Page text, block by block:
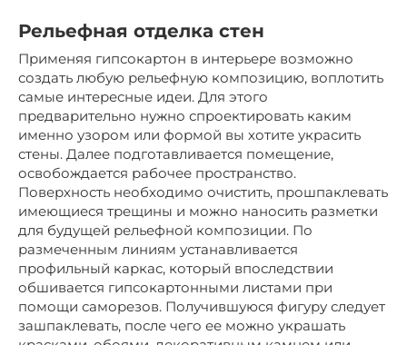
Рельефная отделка стен
Применяя гипсокартон в интерьере возможно
создать любую рельефную композицию, воплотить
самые интересные идеи. Для этого
предварительно нужно спроектировать каким
именно узором или формой вы хотите украсить
стены. Далее подготавливается помещение,
освобождается рабочее пространство.
Поверхность необходимо очистить, прошпаклевать
имеющиеся трещины и можно наносить разметки
для будущей рельефной композиции. По
размеченным линиям устанавливается
профильный каркас, который впоследствии
обшивается гипсокартонными листами при
помощи саморезов. Получившуюся фигуру следует
зашпаклевать, после чего ее можно украшать